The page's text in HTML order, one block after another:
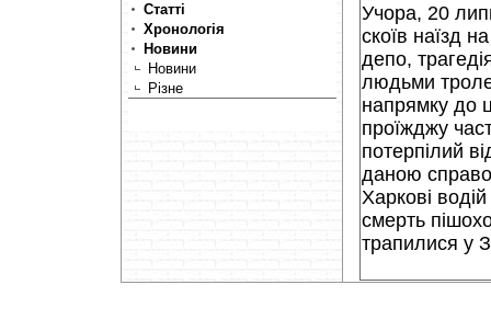
Статті
Хронологія
Новини
Новини
Різне
Учора, 20
скоїв наїзд
депо,
людьми
напрямку до
проїжджу
потерпілий
даною
Харкові
смерть
трапилися у